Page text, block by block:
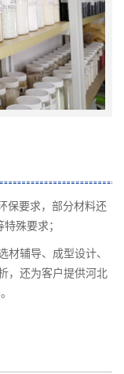
保要求，部分材料还
殊要求；
辅导、成型设计、
，还为客户提供河北